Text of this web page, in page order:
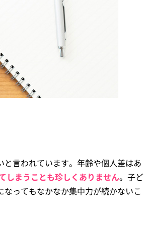
言われています。年齢や個人差はあ
しまうことも珍しくありません。子ど
ってもなかなか集中力が続かないこ